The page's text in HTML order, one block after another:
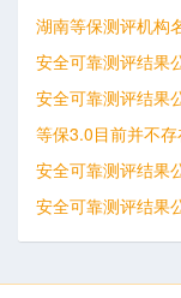
湖南等保测评机构
安全可靠测评结果
安全可靠测评结果
等保3.0目前并不
安全可靠测评结果
安全可靠测评结果